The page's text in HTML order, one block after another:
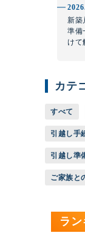
新築
準備
けて
カテ
すべて
引越し手
引越し準
ご家族と
ラ